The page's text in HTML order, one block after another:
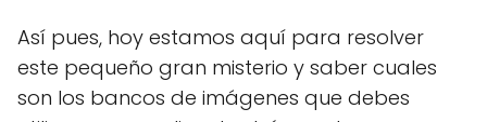
Así pues, hoy estamos aquí para resolver
este pequeño gran misterio y saber cuales
son los bancos de imágenes que debes